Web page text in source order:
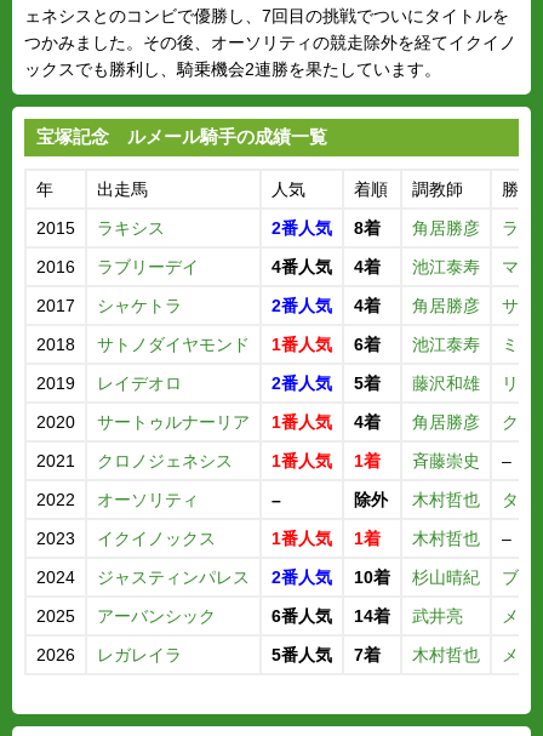
ェネシスとのコンビで優勝し、7回目の挑戦でついにタイトルを
つかみました。その後、オーソリティの競走除外を経てイクイノ
ックスでも勝利し、騎乗機会2連勝を果たしています。
宝塚記念 ルメール騎手の成績一覧
年 出走馬 人気 着順 調教師
勝ち
2015
ラキシス 2番人気 8着 角居勝彦
ラブ
2016
ラブリーデイ 4番人気 4着 池江泰寿
マリ
2017
シャケトラ 2番人気 4着 角居勝彦
サト
2018
サトノダイヤモンド 1番人気 6着 池江泰寿
ミッ
2019
レイデオロ 2番人気 5着 藤沢和雄
リス
2020
サートゥルナーリア 1番人気 4着 角居勝彦
クロ
2021
クロノジェネシス 1番人気 1着 斉藤崇史
–
2022
オーソリティ – 除外 木村哲也
タイ
2023
イクイノックス 1番人気 1着 木村哲也
–
2024
ジャスティンパレス 2番人気 10着 杉山晴紀
ブロ
2025
アーバンシック 6番人気 14着 武井亮
メイ
2026
レガレイラ 5番人気 7着 木村哲也 メイ